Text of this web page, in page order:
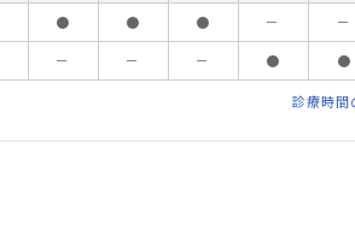
● ● ● － －
－ － － ● ●
診療時間